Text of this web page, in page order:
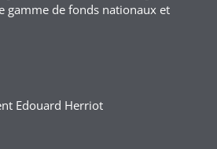
gamme de fonds nationaux et
Edouard Herriot